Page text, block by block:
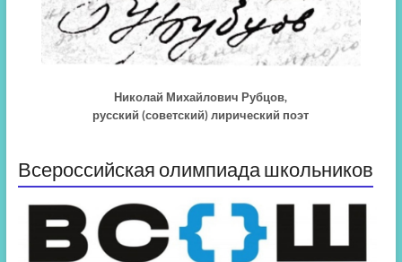
Николай Михайлович Рубцов,
русский (советский) лирический поэт
Всероссийская олимпиада школьников